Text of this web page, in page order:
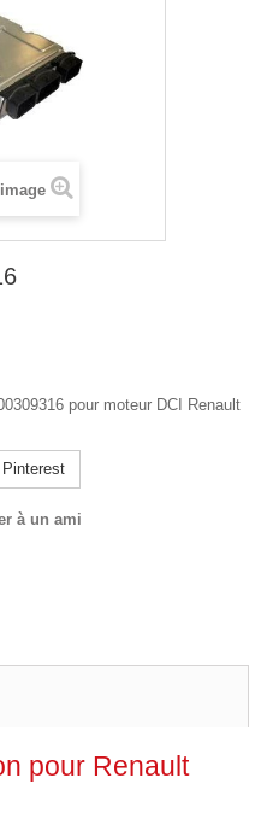
pour moteur DCI Renault
Pinterest
à un ami
pour Renault